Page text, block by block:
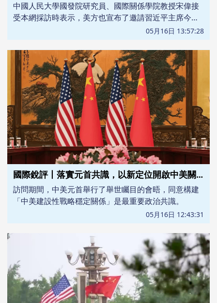
中國人民大學國發院研究員、國際關係學院教授宋偉接
受本網採訪時表示，美方也宣布了邀請習近平主席今年
秋季訪美的消息，這就意味着接下來的幾個月中，中美
會在許多具體的合作領域有實質性的動作，努力為下一
次元首峰會創造良好條件。
05月16日 13:57:28
國際銳評丨落實元首共識，以新定位開啟中美關係新篇章
訪問期間，中美元首舉行了舉世矚目的會晤，同意構建
「中美建設性戰略穩定關係」是最重要政治共識。
05月16日 12:43:31